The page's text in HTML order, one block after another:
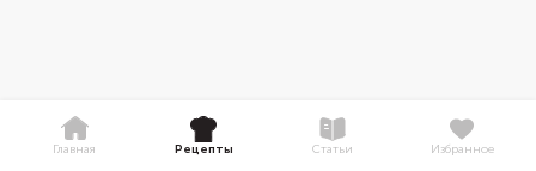
Главная Рецепты Статьи Избранное